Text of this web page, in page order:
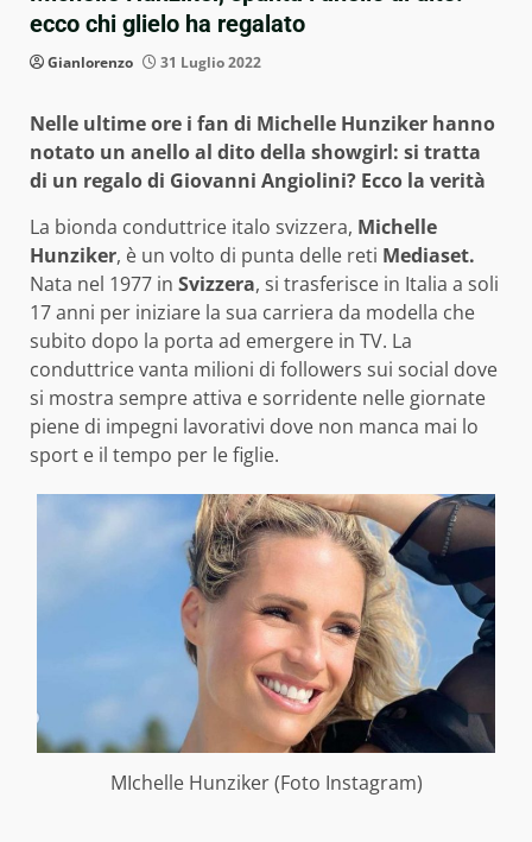
ecco chi glielo ha regalato
Gianlorenzo 31 Luglio 2022
Nelle ultime ore i fan di Michelle Hunziker hanno
notato un anello al dito della showgirl: si tratta
di un regalo di Giovanni Angiolini? Ecco la verità
La bionda conduttrice italo svizzera, Michelle
Hunziker, è un volto di punta delle reti Mediaset.
Nata nel 1977 in Svizzera, si trasferisce in Italia a soli
17 anni per iniziare la sua carriera da modella che
subito dopo la porta ad emergere in TV. La
conduttrice vanta milioni di followers sui social dove
si mostra sempre attiva e sorridente nelle giornate
piene di impegni lavorativi dove non manca mai lo
sport e il tempo per le figlie.
MIchelle Hunziker (Foto Instagram)